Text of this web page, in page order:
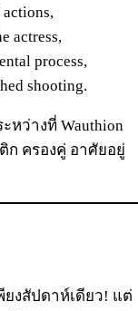
actress,
process,
shooting.
หว่างที่ Wauthion
ก ครองคู่ อาศัยอยู่
ยงสัปดาห์เดียว! แต่